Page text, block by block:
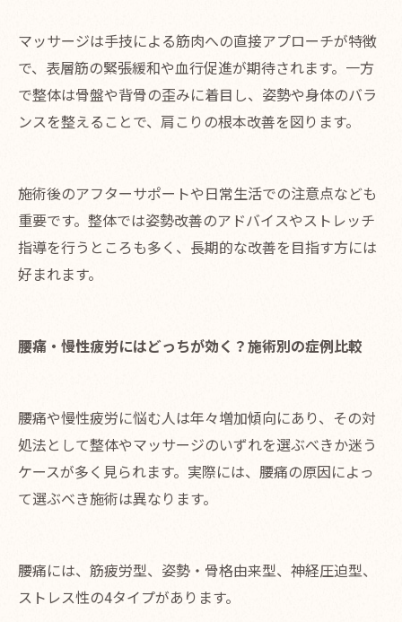
マッサージは手技による筋肉への直接アプローチが特徴
で、表層筋の緊張緩和や血行促進が期待されます。一方
で整体は骨盤や背骨の歪みに着目し、姿勢や身体のバラ
ンスを整えることで、肩こりの根本改善を図ります。
施術後のアフターサポートや日常生活での注意点なども
重要です。整体では姿勢改善のアドバイスやストレッチ
指導を行うところも多く、長期的な改善を目指す方には
好まれます。
腰痛・慢性疲労にはどっちが効く？施術別の症例比較
腰痛や慢性疲労に悩む人は年々増加傾向にあり、その対
処法として整体やマッサージのいずれを選ぶべきか迷う
ケースが多く見られます。実際には、腰痛の原因によっ
て選ぶべき施術は異なります。
腰痛には、筋疲労型、姿勢・骨格由来型、神経圧迫型、
ストレス性の4タイプがあります。